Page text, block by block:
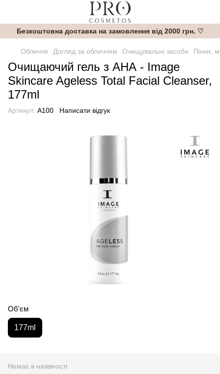
Безкоштовна доставка на замовлення від 2000 грн. ♡
Обличчя Догляд за обличчям Очищувальні засоби Пінки,
Очищаючий гель з АНА - Image
Skincare Ageless Total Facial Cleanser,
177ml
Артикул: A100 Написати відгук
Об'єм
177ml
Немає в наявності